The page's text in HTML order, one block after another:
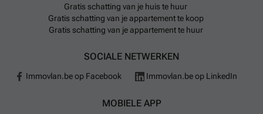
Gratis schatting van je huis te huur
Gratis schatting van je appartement te koop
Gratis schatting van je appartement te huur
SOCIALE NETWERKEN
Immovlan.be op Facebook Immovlan.be op LinkedIn
MOBIELE APP